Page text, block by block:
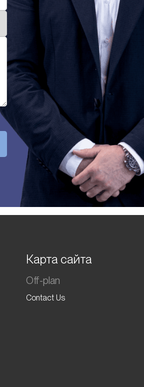
Карта сайта
Off-plan
Contact Us